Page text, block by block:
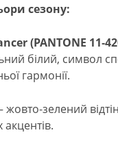
сезону:
(PANTONE
білий, символ
гармонії.
зелений